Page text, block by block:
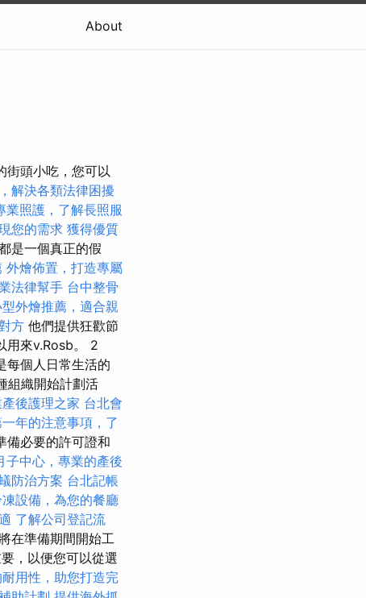
About
街頭小吃，您可以
解決各類法律困擾
業照護，了解長照服
您的需求 獲得優質
是一個真正的假
外燴佈置，打造專屬
法律幫手 台中整骨
外燴推薦，適合親
方 他們提供狂歡節
用來v.Rosb。 2
每個人日常生活的
組織開始計劃活
後護理之家 台北會
年的注意事項，了
備必要的許可證和
子中心，專業的產後
防治方案 台北記帳
設備，為您的餐廳
了解公司登記流
在準備期間開始工
，以便您可以從選
用性，助您打造完